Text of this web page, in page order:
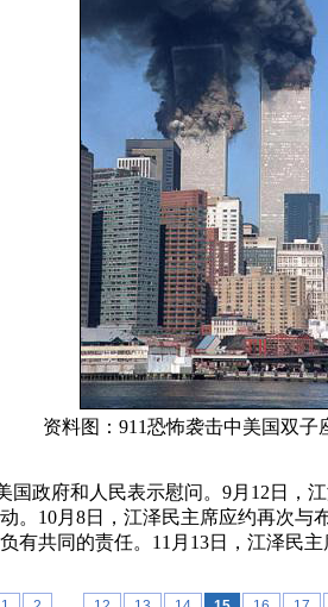
资料图：911恐怖袭击中美国双子
政府和人民表示慰问。9月12日，
。10月8日，江泽民主席应约再次
共同的责任。11月13日，江泽民